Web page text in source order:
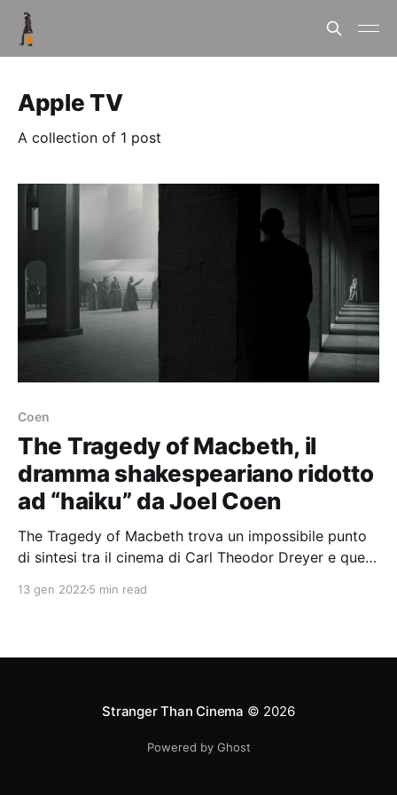
Apple TV
A collection of 1 post
Coen
The Tragedy of Macbeth, il
dramma shakespeariano ridotto
ad “haiku” da Joel Coen
The Tragedy of Macbeth trova un impossibile punto
di sintesi tra il cinema di Carl Theodor Dreyer e quel
Gordon Craig.
13 gen 2022 5 min read
Stranger Than Cinema © 2026
Powered by Ghost